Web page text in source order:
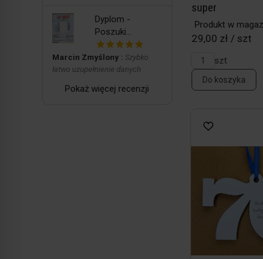
super
Produkt w
29,00 zł / szt
szt
Do koszyka
Dyplom -
Poszuki...
Marcin Zmyślony : Szybko
łatwo uzupełnienie danych
Pokaż więcej recenzji